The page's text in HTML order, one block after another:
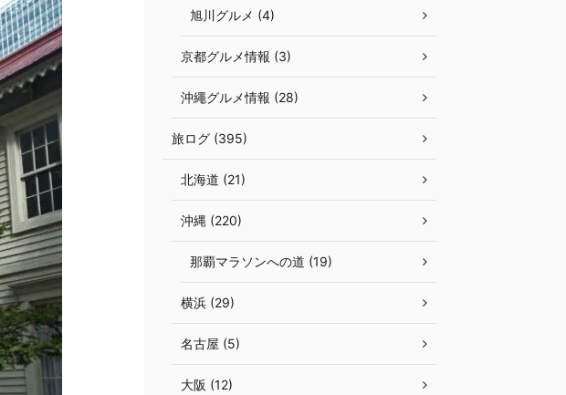
旭川グルメ (4)
京都グルメ情報 (3)
沖繩グルメ情報 (28)
旅ログ (395)
北海道 (21)
沖縄 (220)
那覇マラソンへの道 (19)
横浜 (29)
名古屋 (5)
大阪 (12)